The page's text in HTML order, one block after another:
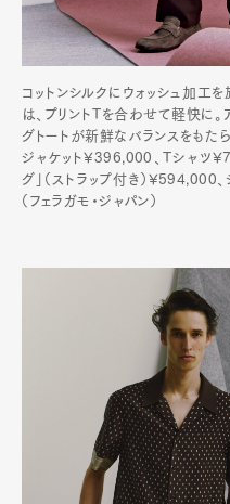
コットンシルクにウォッシュ加工
は、プリントTを合わせて軽快に。
グトートが新鮮なバランスをもたら
ジャケット¥396,000、Tシャツ
グ」（ストラップ付き）¥594,000
（フェラガモ・ジャパン）